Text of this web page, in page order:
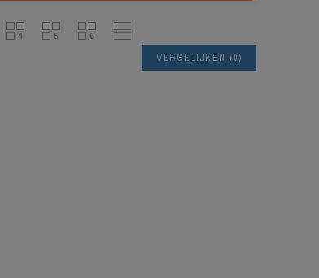
VERGELIJKEN (0)